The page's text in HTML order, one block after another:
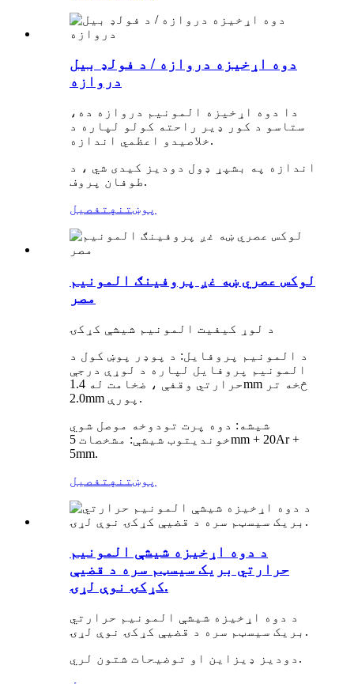
دوه اړخیزه دروازه / د فولډ بیل
دروازه
دا دوه اړخیزه المونیم دروازه ده،
ستاسو د کور ډیر راحته کولو لپاره د
خلاصیدو اعظمي اندازه.
اندازه په بشپړ ډول دودیز کیدی شي ، د
طوفان پروف.
پوښتنه تفصیل
لوکس عصري ښه غږ پروفینګ المونیم
مصر
د لوړ کیفیت المونیم شیشې کړکۍ
د المونیم پروفایل: د پوډر پوښ کول د
المونیم پروفایل لپاره د لوړې درجې
حرارتي وقفې ، ضخامت له 1.4mm څخه تر
2.0mm پورې.
شیشه: دوه پرت تودوخه موصل شوي
خوندیتوب شیشې: مشخصات 5mm + 20Ar +
5mm.
پوښتنه تفصیل
د دوه اړخیزه شیشې المونیم
حرارتي بریک سیسټم سره د قضیې
کړکۍ نوې لړۍ.
د دوه اړخیزه شیشې المونیم حرارتي
بریک سیسټم سره د قضیې کړکۍ نوې لړۍ.
دودیز ډیزاین او توضیحات شتون لري.